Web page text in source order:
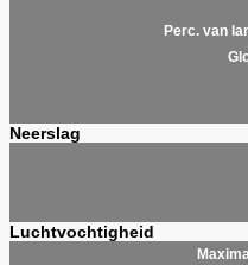
Perc. van
Neerslag
Luchtvochtigheid